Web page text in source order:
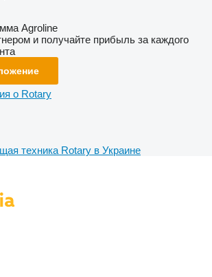
Agroline
и получайте прибыль за каждого
о Rotary
техника Rotary в Украине